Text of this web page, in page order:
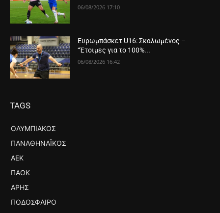
06/08/2026 17:10
Ευρωμπάσκετ U16: Σκαλωμένος –
“Έτοιμες για το 100%...
06/08/2026 16:42
TAGS
ΟΛΥΜΠΙΑΚΌΣ
ΠΑΝΑΘΗΝΑΪΚΌΣ
ΑΕΚ
ΠΑΟΚ
ΆΡΗΣ
ΠΟΔΌΣΦΑΙΡΟ